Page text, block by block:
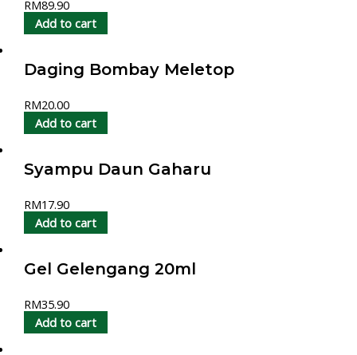
RM89.90
Add to cart
Daging Bombay Meletop
RM20.00
Add to cart
Syampu Daun Gaharu
RM17.90
Add to cart
Gel Gelengang 20ml
RM35.90
Add to cart